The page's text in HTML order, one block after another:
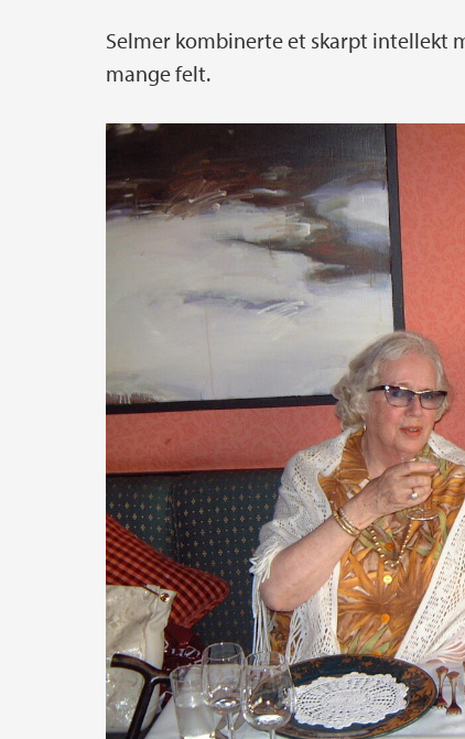
Selmer kombinerte et skarpt intellekt
mange felt.